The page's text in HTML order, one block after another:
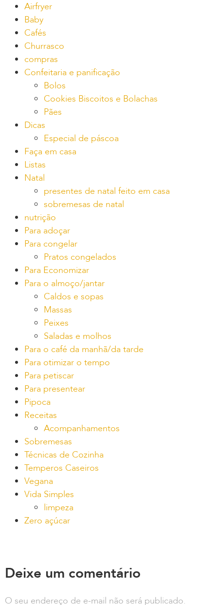
Airfryer
Baby
Cafés
Churrasco
compras
Confeitaria e panificação
Bolos
Cookies Biscoitos e Bolachas
Pães
Dicas
Especial de páscoa
Faça em casa
Listas
Natal
presentes de natal feito em casa
sobremesas de natal
nutrição
Para adoçar
Para congelar
Pratos congelados
Para Economizar
Para o almoço/jantar
Caldos e sopas
Massas
Peixes
Saladas e molhos
Para o café da manhã/da tarde
Para otimizar o tempo
Para petiscar
Para presentear
Pipoca
Receitas
Acompanhamentos
Sobremesas
Técnicas de Cozinha
Temperos Caseiros
Vegana
Vida Simples
limpeza
Zero açúcar
Deixe um comentário
O seu endereço de e-mail não será publicado.